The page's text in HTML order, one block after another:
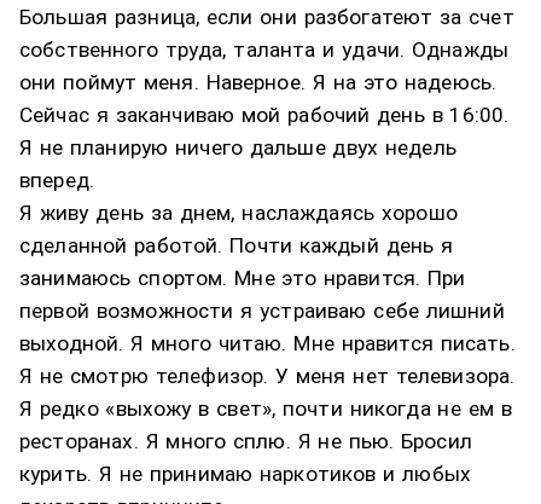
Большая разница, если они разбогатеют за счет
собственного труда, таланта и удачи. Однажды
они поймут меня. Наверное. Я на это надеюсь.
Сейчас я заканчиваю мой рабочий день в 16:00.
Я не планирую ничего дальше двух недель
вперед.
Я живу день за днем, наслаждаясь хорошо
сделанной работой. Почти каждый день я
занимаюсь спортом. Мне это нравится. При
первой возможности я устраиваю себе лишний
выходной. Я много читаю. Мне нравится писать.
Я не смотрю телефизор. У меня нет телевизора.
Я редко «выхожу в свет», почти никогда не ем в
ресторанах. Я много сплю. Я не пью. Бросил
курить. Я не принимаю наркотиков и любых